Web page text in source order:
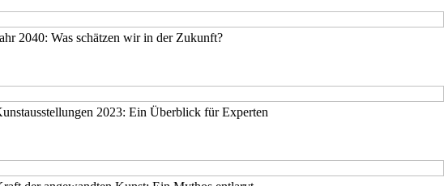
2040: Was schätzen wir in der Zukunft?
2023: Ein Überblick für Experten